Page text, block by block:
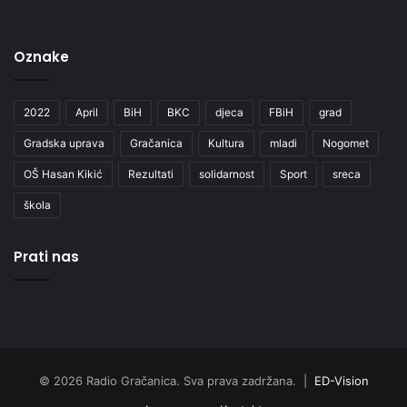
Oznake
2022 April BiH BKC djeca FBiH grad
Gradska uprava Gračanica Kultura mladi Nogomet
OŠ Hasan Kikić Rezultati solidarnost Sport sreca
škola
Prati nas
© 2026 Radio Gračanica. Sva prava zadržana. | ED-Vision